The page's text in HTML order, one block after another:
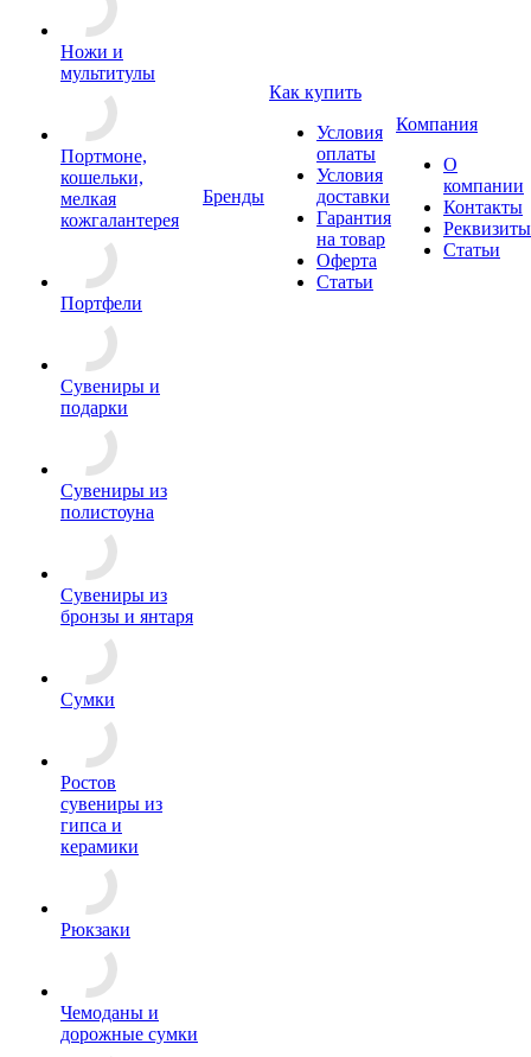
Ножи и
мультитулы
Портмоне,
кошельки,
мелкая
кожгалантерея
Портфели
Сувениры и
подарки
Сувениры из
полистоуна
Сувениры из
бронзы и янтаря
Сумки
Ростов
сувениры из
гипса и
керамики
Рюкзаки
Чемоданы и
дорожные сумки
Бренды
Как купить
Условия
оплаты
Условия
доставки
Гарантия
на товар
Оферта
Статьи
Компания
О
компании
Контакты
Реквизиты
Статьи